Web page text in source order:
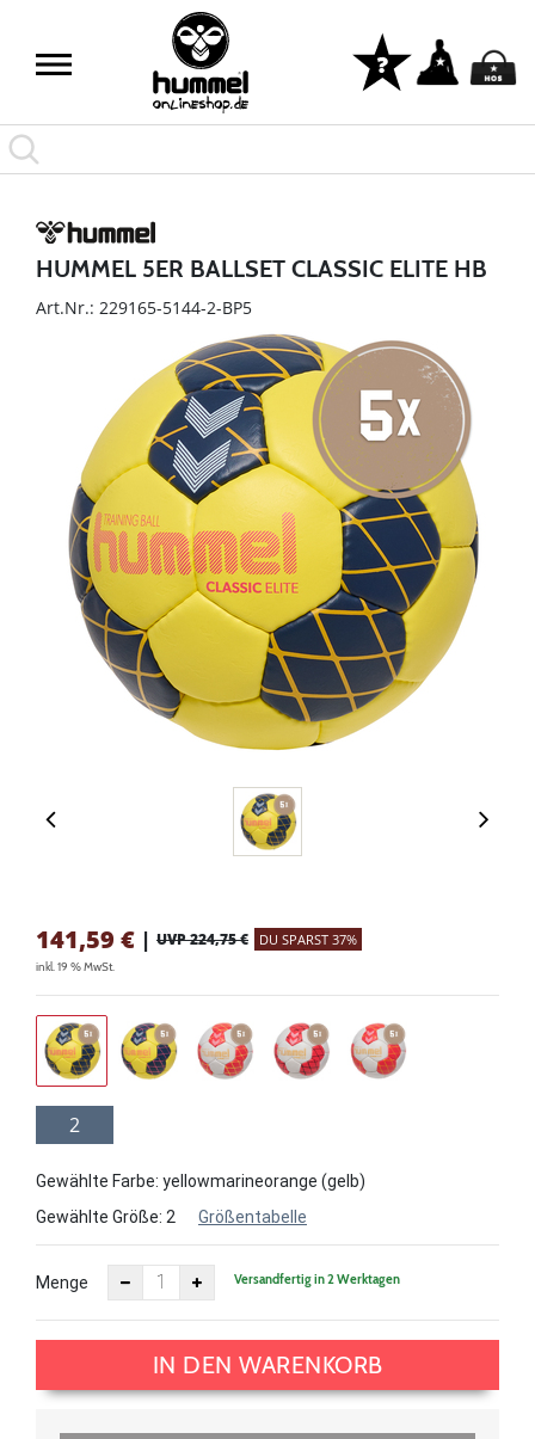
HUMMEL 5ER BALLSET CLASSIC ELITE HB
Art.Nr.: 229165-5144-2-BP5
141,59 € | UVP 224,75 € DU SPARST 37%
inkl. 19 % MwSt.
2
Gewählte Farbe: yellowmarineorange (gelb)
Gewählte Größe: 2 Größentabelle
Menge Versandfertig in 2 Werktagen
IN DEN WARENKORB